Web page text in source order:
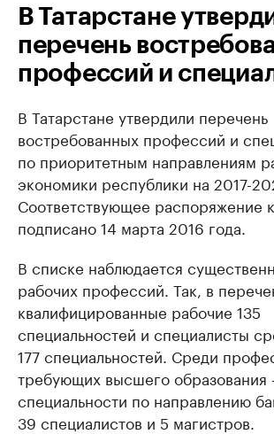
В Татарстане
перечень
профессий и
В Татарстане утвердили перечень
востребованных профессий и
по приоритетным направлениям
экономики республики на 2017-
Соответствующее распоряжение
подписано 14 марта 2016 года.
В списке наблюдается
рабочих профессий. Так, в
квалифицированные рабочие 135
специальностей и специалисты
177 специальностей. Среди
требующих высшего образования
специальности по направлению
39 специалистов и 5 магистров.